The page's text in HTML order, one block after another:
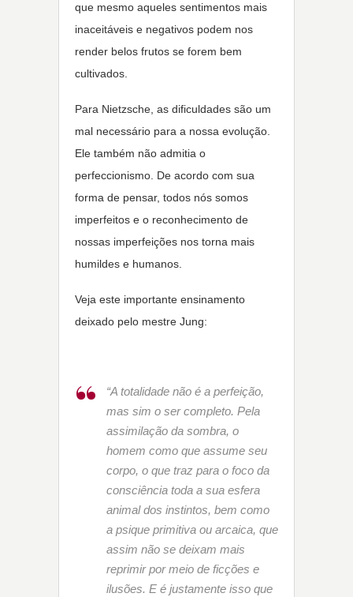
que mesmo aqueles sentimentos mais
inaceitáveis e negativos podem nos
render belos frutos se forem bem
cultivados.
Para Nietzsche, as dificuldades são um
mal necessário para a nossa evolução.
Ele também não admitia o
perfeccionismo. De acordo com sua
forma de pensar, todos nós somos
imperfeitos e o reconhecimento de
nossas imperfeições nos torna mais
humildes e humanos.
Veja este importante ensinamento
deixado pelo mestre Jung:
“A totalidade não é a perfeição,
mas sim o ser completo. Pela
assimilação da sombra, o
homem como que assume seu
corpo, o que traz para o foco da
consciência toda a sua esfera
animal dos instintos, bem como
a psique primitiva ou arcaica, que
assim não se deixam mais
reprimir por meio de ficções e
ilusões. E é justamente isso que